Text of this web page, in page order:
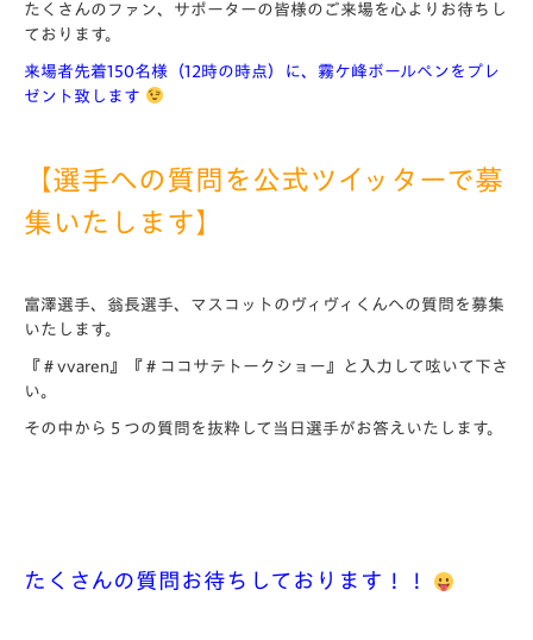
たくさんのファン、サポーターの皆様のご来場を心よりお待ちし
ております。
来場者先着150名様（12時の時点）に、霧ケ峰ボールペンをプレ
ゼント致します
【選手への質問を公式ツイッターで募
集いたします】
富澤選手、翁長選手、マスコットのヴィヴィくんへの質問を募集
いたします。
『＃vvaren』『＃ココサテトークショー』と入力して呟いて下さ
い。
その中から５つの質問を抜粋して当日選手がお答えいたします。
たくさんの質問お待ちしております！！